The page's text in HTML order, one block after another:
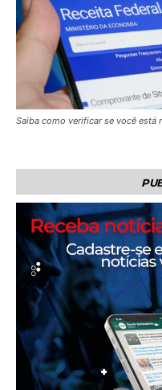
Saiba como verificar se você está